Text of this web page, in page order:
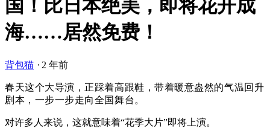
国！比日本绝美，即将花开成
海……居然免费！
背包猫 ⋅ 2 年前
春天这个大导演，正踩着高跟鞋，带着暖意盎然的气温回升
剧本，一步一步走向全国舞台。
对许多人来说，这就意味着“花季大片”即将上演。